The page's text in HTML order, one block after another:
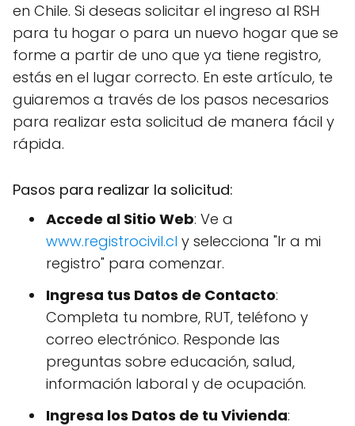
en Chile. Si deseas solicitar el ingreso al RSH
para tu hogar o para un nuevo hogar que se
forme a partir de uno que ya tiene registro,
estás en el lugar correcto. En este artículo, te
guiaremos a través de los pasos necesarios
para realizar esta solicitud de manera fácil y
rápida.
Pasos para realizar la solicitud:
Accede al Sitio Web: Ve a
www.registrocivil.cl y selecciona "Ir a mi
registro" para comenzar.
Ingresa tus Datos de Contacto:
Completa tu nombre, RUT, teléfono y
correo electrónico. Responde las
preguntas sobre educación, salud,
información laboral y de ocupación.
Ingresa los Datos de tu Vivienda: